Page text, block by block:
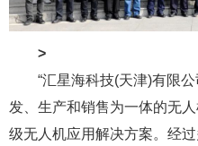
>
“汇星海科技(天津)有限
发、生产和销售为一体的无
级无人机应用解决方案。经